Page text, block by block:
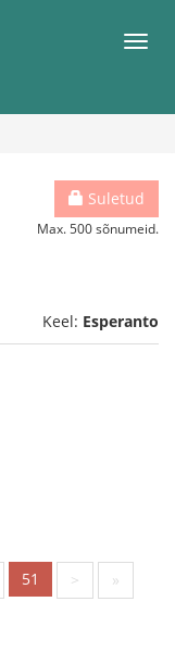
Suletud
Max. 500 sõnumeid.
Keel: Esperanto
51 > »